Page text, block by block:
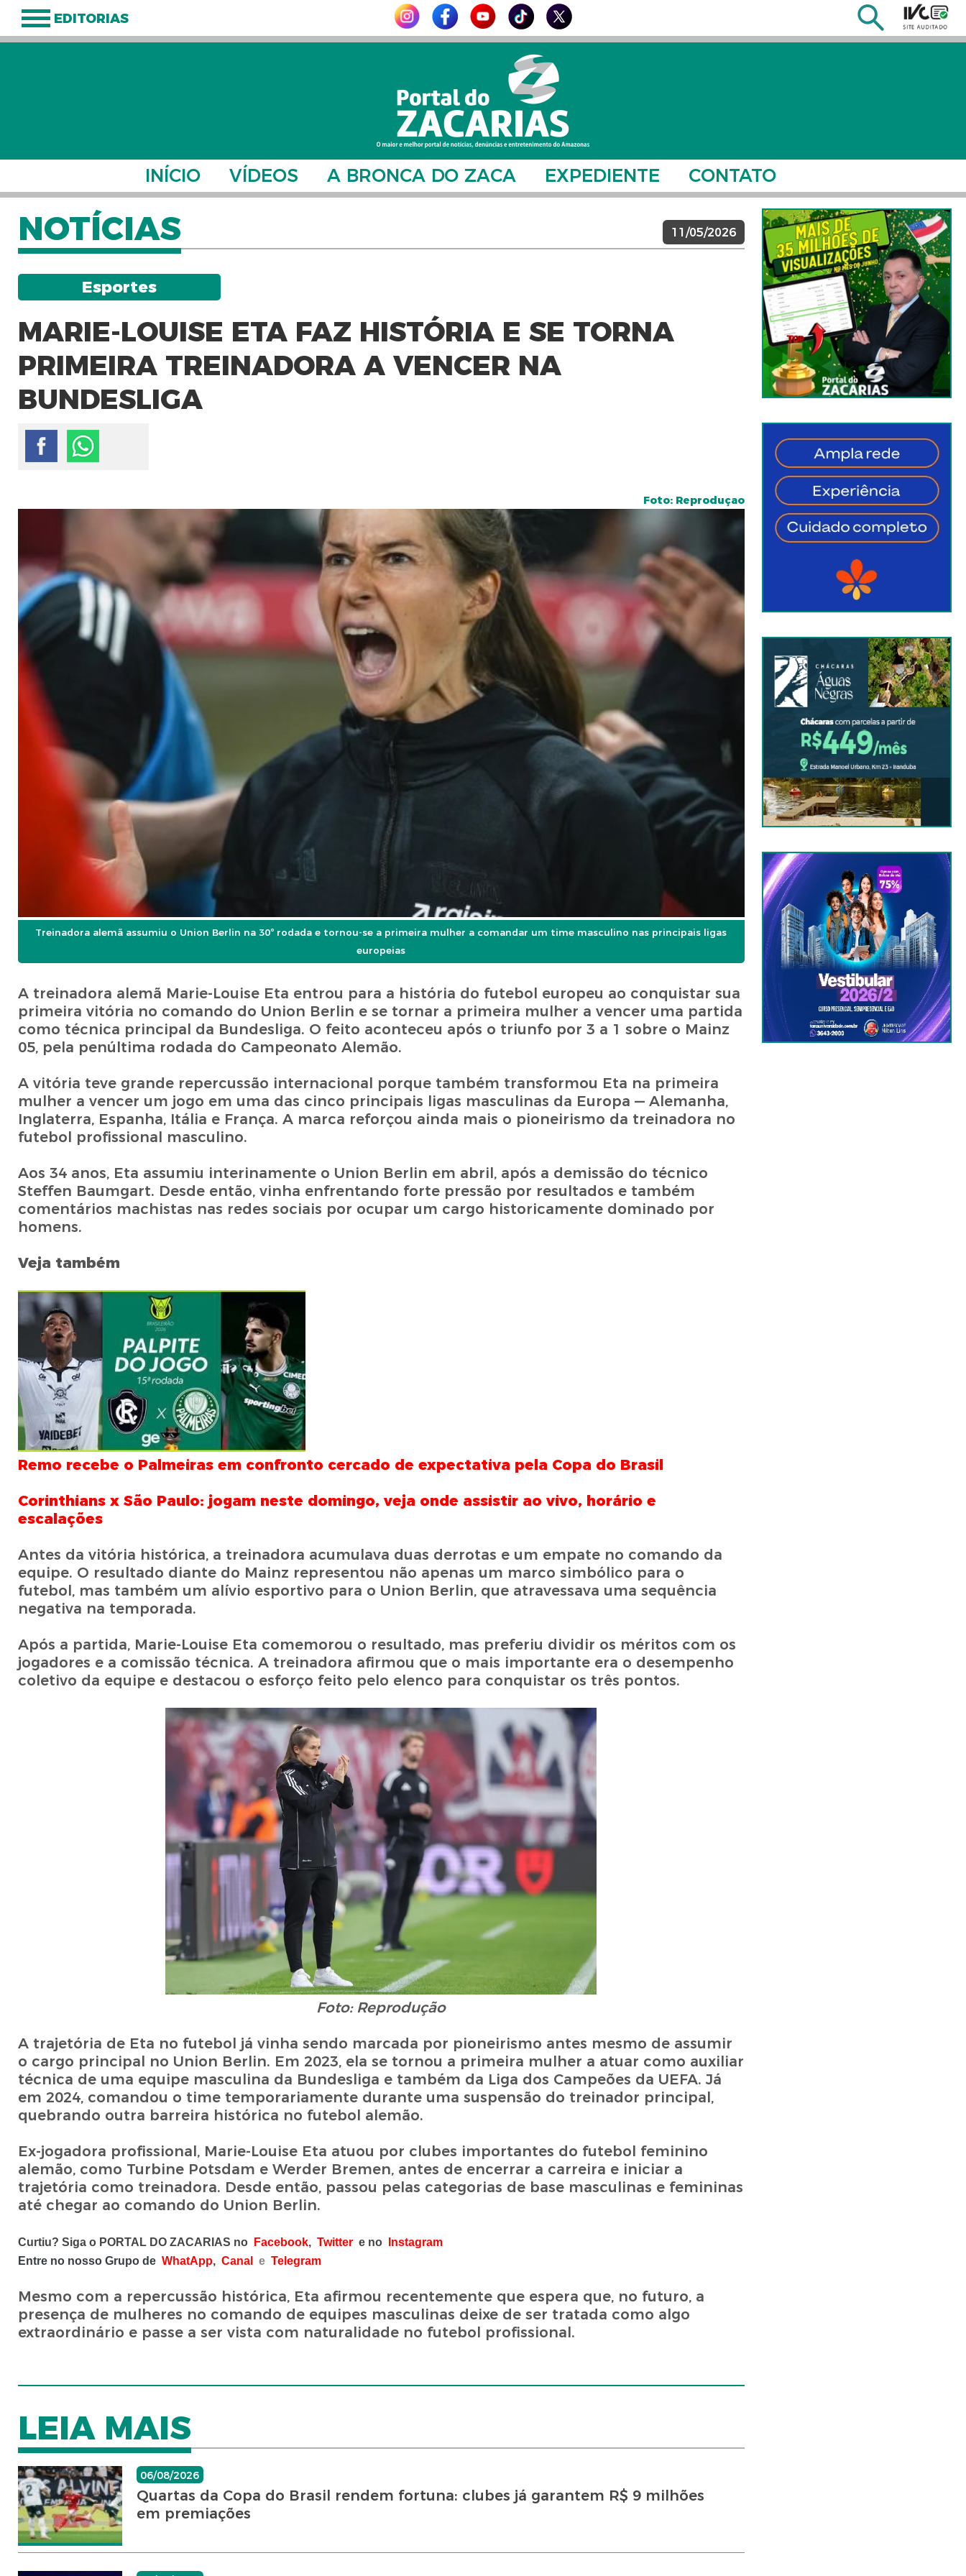
EDITORIAS
INÍCIO VÍDEOS A BRONCA DO ZACA EXPEDIENTE CONTATO
NOTÍCIAS 11/05/2026
Esportes
MARIE-LOUISE ETA FAZ HISTÓRIA E SE TORNA
PRIMEIRA TREINADORA A VENCER NA
BUNDESLIGA
Foto: Reproduçao
Treinadora alemã assumiu o Union Berlin na 30º rodada e tornou-se a primeira mulher a comandar um time masculino nas principais ligas
europeias
A treinadora alemã Marie-Louise Eta entrou para a história do futebol europeu ao conquistar sua
primeira vitória no comando do Union Berlin e se tornar a primeira mulher a vencer uma partida
como técnica principal da Bundesliga. O feito aconteceu após o triunfo por 3 a 1 sobre o Mainz
05, pela penúltima rodada do Campeonato Alemão.
A vitória teve grande repercussão internacional porque também transformou Eta na primeira
mulher a vencer um jogo em uma das cinco principais ligas masculinas da Europa — Alemanha,
Inglaterra, Espanha, Itália e França. A marca reforçou ainda mais o pioneirismo da treinadora no
futebol profissional masculino.
Aos 34 anos, Eta assumiu interinamente o Union Berlin em abril, após a demissão do técnico
Steffen Baumgart. Desde então, vinha enfrentando forte pressão por resultados e também
comentários machistas nas redes sociais por ocupar um cargo historicamente dominado por
homens.
Veja também
Remo recebe o Palmeiras em confronto cercado de expectativa pela Copa do Brasil
Corinthians x São Paulo: jogam neste domingo, veja onde assistir ao vivo, horário e
escalações
Antes da vitória histórica, a treinadora acumulava duas derrotas e um empate no comando da
equipe. O resultado diante do Mainz representou não apenas um marco simbólico para o
futebol, mas também um alívio esportivo para o Union Berlin, que atravessava uma sequência
negativa na temporada.
Após a partida, Marie-Louise Eta comemorou o resultado, mas preferiu dividir os méritos com os
jogadores e a comissão técnica. A treinadora afirmou que o mais importante era o desempenho
coletivo da equipe e destacou o esforço feito pelo elenco para conquistar os três pontos.
Foto: Reprodução
A trajetória de Eta no futebol já vinha sendo marcada por pioneirismo antes mesmo de assumir
o cargo principal no Union Berlin. Em 2023, ela se tornou a primeira mulher a atuar como auxiliar
técnica de uma equipe masculina da Bundesliga e também da Liga dos Campeões da UEFA. Já
em 2024, comandou o time temporariamente durante uma suspensão do treinador principal,
quebrando outra barreira histórica no futebol alemão.
Ex-jogadora profissional, Marie-Louise Eta atuou por clubes importantes do futebol feminino
alemão, como Turbine Potsdam e Werder Bremen, antes de encerrar a carreira e iniciar a
trajetória como treinadora. Desde então, passou pelas categorias de base masculinas e femininas
até chegar ao comando do Union Berlin.
Curtiu? Siga o PORTAL DO ZACARIAS no Facebook, Twittere no
Instagram
Entre no nosso Grupo de WhatApp, Canal e Telegram
Mesmo com a repercussão histórica, Eta afirmou recentemente que espera que, no futuro, a
presença de mulheres no comando de equipes masculinas deixe de ser tratada como algo
extraordinário e passe a ser vista com naturalidade no futebol profissional.
LEIA MAIS
06/08/2026
Quartas da Copa do Brasil rendem fortuna: clubes já garantem R$ 9 milhões
em premiações